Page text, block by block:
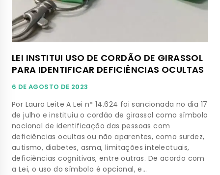
LEI INSTITUI USO DE CORDÃO DE GIRASSOL
PARA IDENTIFICAR DEFICIÊNCIAS OCULTAS
6 DE AGOSTO DE 2023
Por Laura Leite A Lei n° 14.624 foi sancionada no dia 17
de julho e instituiu o cordão de girassol como símbolo
nacional de identificação das pessoas com
deficiências ocultas ou não aparentes, como surdez,
autismo, diabetes, asma, limitações intelectuais,
deficiências cognitivas, entre outras. De acordo com
a Lei, o uso do símbolo é opcional, e…